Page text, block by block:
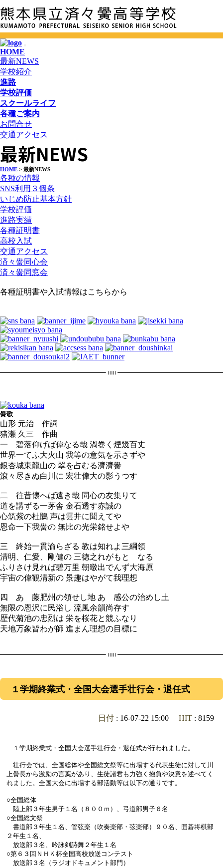
HOME
最新NEWS
学校紹介
進路
学校評価
スクールライフ
各種ご案内
お問合せ
交通アクセス
最新NEWS
HOME > 最新NEWS
各種の情報
SNS利用３個条
いじめ防止基本方針
学校評価
進路実績
各種証明書
高校入試
交通アクセス
済々黌同心会
済々黌同窓会
各種証明書や入試情報はこちらから
黌歌
山形 元治 作詞
猪瀬 久三 作曲
一 碧落仰げば偉なる哉 渦巻く煙幾百丈
世界一てふ大火山 我等の意気を示さずや
銀杏城東龍山の 翠を占むる濟濟黌
滾々尽きぬ白川に 宏壮偉大の影うつす
二 往昔懐へば遠き哉 同心の友集りて
道を講ずる一茅舎 金石透す赤誠の
心筑紫の杜鵑 声は雲井に聞えてや
恩命一下我黌の 無比の光栄銘せよや
三 終始一貫渝らざる 教は知れよ三綱領
清明、仁愛、剛健の 三徳之れがもとゝなる
ふりさけ見れば碧万里 朝暾出でんず大海原
宇宙の偉観清新の 景趣はやがて我理想
四 あゝ藤肥州の領せし地 あゝ感公の治めし土
無限の恩沢に民浴し 流風余韻尚存す
歴代菊池の忠烈は 栄を桜花と競ふなり
天地万象皆わが師 進まん理想の目標に
１学期終業式・全国大会選手壮行会・退任式
日付 : 16-07-22 15:00 HIT : 8159
１学期終業式・全国大会選手壮行会・退任式が行われました。
壮行会では、全国総体や全国総文祭等に出場する代表生徒に対して川
上黌長から激励の言葉があり、生徒諸君も力強く抱負や決意を述べてく
れました。全国大会に出場する部活動等は以下の通りです。
○全国総体
陸上部３年生男子１名（８００ｍ）、弓道部男子６名
○全国総文祭
書道部３年生１名、管弦楽（吹奏楽部・弦楽部）９０名、囲碁将棋部
２年生１名、
放送部３名、吟詠剣詩舞２年生１名
○第６３回ＮＨＫ杯全国高校放送コンテスト
放送部３名（ラジオドキュメント部門）